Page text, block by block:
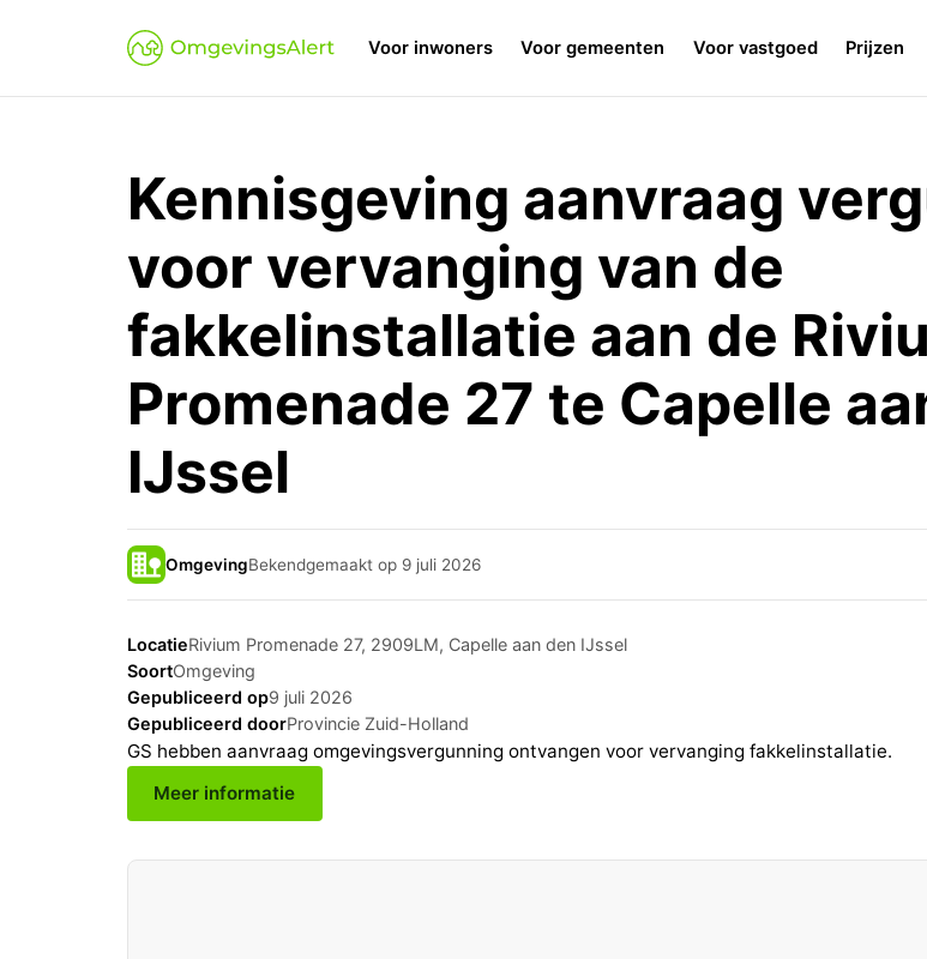
Voor inwoners Voor gemeenten Voor vastgoed Prijzen
Kennisgeving aanvraag
voor vervanging van de
fakkelinstallatie aan de
Promenade 27 te Capelle
IJssel
OmgevingBekendgemaakt op 9 juli 2026
LocatieRivium Promenade 27, 2909LM, Capelle aan den IJssel
SoortOmgeving
Gepubliceerd op9 juli 2026
Gepubliceerd doorProvincie Zuid-Holland
GS hebben aanvraag omgevingsvergunning ontvangen voor vervanging fakkelinstallatie.
Meer informatie